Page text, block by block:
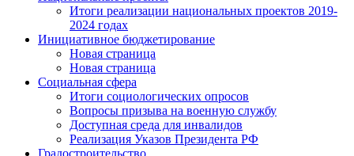
Итоги реализации национальных проектов 2019-
2024 годах
Инициативное бюджетирование
Новая страница
Новая страница
Социальная сфера
Итоги социологических опросов
Вопросы призыва на военную службу
Доступная среда для инвалидов
Реализация Указов Президента РФ
Градостроительство